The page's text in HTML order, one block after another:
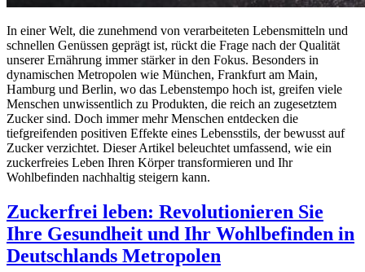
In einer Welt, die zunehmend von verarbeiteten Lebensmitteln und
schnellen Genüssen geprägt ist, rückt die Frage nach der Qualität
unserer Ernährung immer stärker in den Fokus. Besonders in
dynamischen Metropolen wie München, Frankfurt am Main,
Hamburg und Berlin, wo das Lebenstempo hoch ist, greifen viele
Menschen unwissentlich zu Produkten, die reich an zugesetztem
Zucker sind. Doch immer mehr Menschen entdecken die
tiefgreifenden positiven Effekte eines Lebensstils, der bewusst auf
Zucker verzichtet. Dieser Artikel beleuchtet umfassend, wie ein
zuckerfreies Leben Ihren Körper transformieren und Ihr
Wohlbefinden nachhaltig steigern kann.
Zuckerfrei leben: Revolutionieren Sie
Ihre Gesundheit und Ihr Wohlbefinden in
Deutschlands Metropolen